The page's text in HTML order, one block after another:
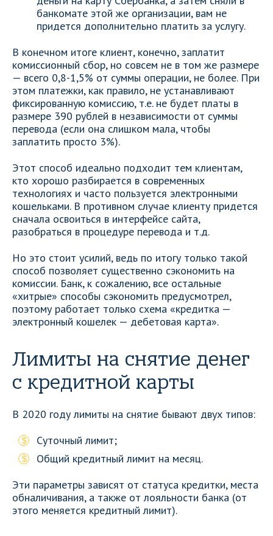
банкомате этой же организации, вам не
придется дополнительно платить за услугу.
В конечном итоге клиент, конечно, заплатит
комиссионный сбор, но совсем не в том же размере
— всего 0,8-1,5% от суммы операции, не более. При
этом платежки, как правило, не устанавливают
фиксированную комиссию, т.е. не будет платы в
размере 390 рублей в независимости от суммы
перевода (если она слишком мала, чтобы
заплатить просто 3%).
Этот способ идеально подходит тем клиентам,
кто хорошо разбирается в современных
технологиях и часто пользуется электронными
кошельками. В противном случае клиенту придется
сначала освоиться в интерфейсе сайта,
разобраться в процедуре перевода и т.д.
Но это стоит усилий, ведь по итогу только такой
способ позволяет существенно сэкономить на
комиссии. Банк, к сожалению, все остальные
«хитрые» способы сэкономить предусмотрел,
поэтому работает только схема «кредитка —
электронный кошелек — дебетовая карта».
Лимиты на снятие денег
с кредитной карты
В 2020 году лимиты на снятие бывают двух типов:
Суточный лимит;
Общий кредитный лимит на месяц.
Эти параметры зависят от статуса кредитки, места
обналичивания, а также от лояльности банка (от
этого меняется кредитный лимит).